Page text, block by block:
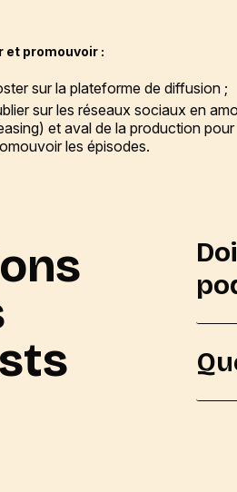
et promouvoir :
sur la plateforme de diffusion ;
sur les réseaux sociaux en
et aval de la production pour
les épisodes.